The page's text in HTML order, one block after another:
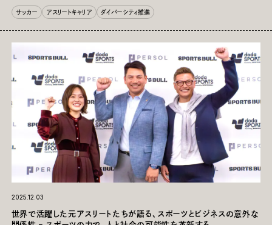
サッカー アスリートキャリア ダイバーシティ推進
2025.12.03
世界で活躍した元アスリートたちが語る、スポーツとビジネスの意外な